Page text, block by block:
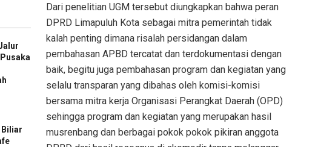
Dari penelitian UGM tersebut diungkapkan bahwa peran
DPRD Limapuluh Kota sebagai mitra pemerintah tidak
kalah penting dimana risalah persidangan dalam
pembahasan APBD tercatat dan terdokumentasi dengan
baik, begitu juga pembahasan program dan kegiatan yang
selalu transparan yang dibahas oleh komisi-komisi
bersama mitra kerja Organisasi Perangkat Daerah (OPD)
sehingga program dan kegiatan yang merupakan hasil
musrenbang dan berbagai pokok pokok pikiran anggota